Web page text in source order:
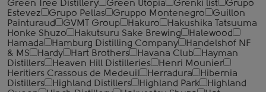
Green Tree Distillery
Green Utopia Grenki list
Grupo
Estevez
Grupo Pellas Gruppo Montenegro
Guillon
Painturaud
GVMT Group Hakuro
Hakushika Tatsuuma
Honke Shuzo
Hakutsuru Sake Brewing
Halewood
Hamada
Hamburg Distilling Company
Handelshof NF
& MS
Hardy Hart Brothers Havana Club
Hayman
Distillers
Heaven Hill Distilleries
Henri Mounier
Heritiers Crassous de Medeuil
Herradura
Hibernia
Distillers
Highland Distillers Highland Park
Highland